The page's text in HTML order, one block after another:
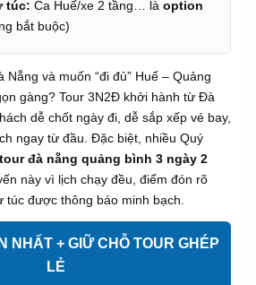
túc: Ca Huế/xe 2 tầng… là option
bắt buộc)
và muốn “đi đủ” Huế – Quảng
gàng? Tour 3N2Đ khởi hành từ Đà
dễ chốt ngày đi, dễ sắp xếp vé bay,
ngay từ đầu. Đặc biệt, nhiều Quý
tour đà nẵng quảng bình 3 ngày 2
này vì lịch chạy đều, điểm đón rõ
túc được thông báo minh bạch.
NHẤT + GIỮ CHỖ TOUR GHÉP
LẺ